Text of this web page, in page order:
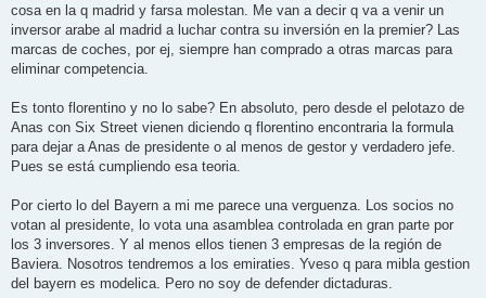
cosa en la q madrid y farsa molestan. Me van a decir q va a venir un
inversor arabe al madrid a luchar contra su inversión en la premier? Las
marcas de coches, por ej, siempre han comprado a otras marcas para
eliminar competencia.
Es tonto florentino y no lo sabe? En absoluto, pero desde el pelotazo de
Anas con Six Street vienen diciendo q florentino encontraria la formula
para dejar a Anas de presidente o al menos de gestor y verdadero jefe.
Pues se está cumpliendo esa teoria.
Por cierto lo del Bayern a mi me parece una verguenza. Los socios no
votan al presidente, lo vota una asamblea controlada en gran parte por
los 3 inversores. Y al menos ellos tienen 3 empresas de la región de
Baviera. Nosotros tendremos a los emiraties. Yveso q para mibla gestion
del bayern es modelica. Pero no soy de defender dictaduras.